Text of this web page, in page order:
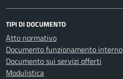
TIPI DI DOCUMENTO
Atto normativo
Documento funzionamento interno
Documento sui servizi offerti
Modulistica